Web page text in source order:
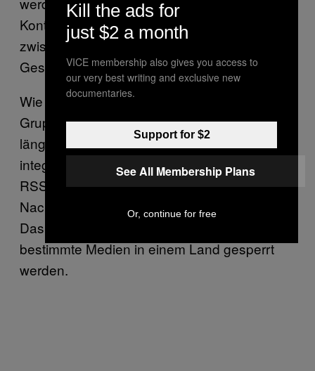
Kontakte sorgen, bei denen Nachrichten
zwischengelagert werden können, bis der
Gesprächspartner wieder online ist.
Wie bei vielen anderen Apps wird auch eine
Gruppenchat-Funktion angeboten. News und
längere Beiträge können über einen
integrierten Blog veröffentlicht werden. Über
RSS Feeds können außerdem
Nachrichteninhalte ausgetauscht werden.
Das kann nützlich sein, wenn zum Beispiel
bestimmte Medien in einem Land gesperrt
werden.
Kill the ads for
just $2 a month
VICE membership also gives you access to
our very best writing and exclusive new
documentaries.
Support for $2
See All Membership Plans
Or, continue for free